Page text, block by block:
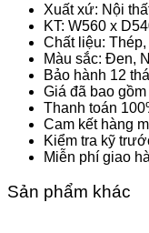
Xuất xứ: Nội
KT: W560 x
Chất liệu:
Màu sắc: Đen,
Bảo hành 12
Giá đã bao gồm
Thanh toán
Cam kết hàng
Kiểm tra kỹ
Miễn phí giao
Sản phẩm khác